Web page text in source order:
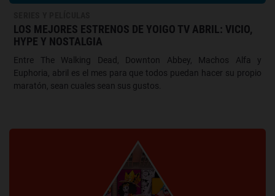
LOS MEJORES ESTRENOS DE YOIGO TV ABRIL: VICIO,
HYPE Y NOSTALGIA
Entre The Walking Dead, Downton Abbey, Machos Alfa y
Euphoria, abril es el mes para que todos puedan hacer su propio
maratón, sean cuales sean sus gustos.